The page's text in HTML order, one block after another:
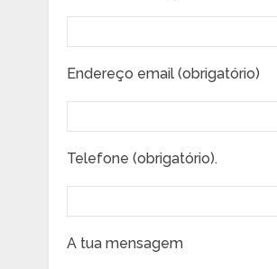
Endereço email (obrigatório)
Telefone (obrigatório).
A tua mensagem